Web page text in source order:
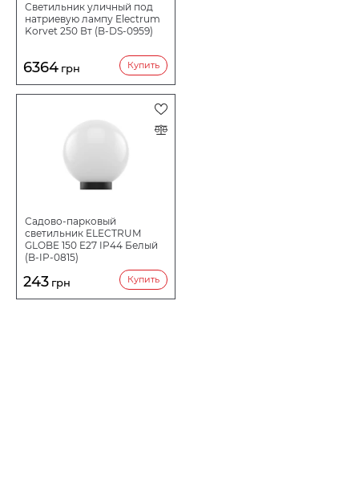
Светильник уличный под
натриевую лампу Electrum
Korvet 250 Вт (B-DS-0959)
6364 грн Купить
Садово-парковый
светильник ELECTRUM
GLOBE 150 E27 IP44 Белый
(B-IP-0815)
243 грн Купить